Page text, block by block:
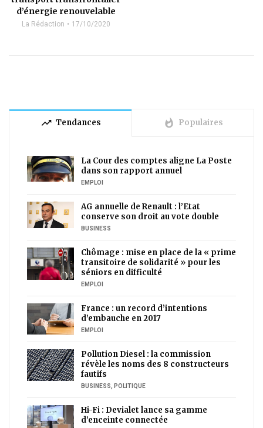
d’énergie renouvelable
La Rédaction 17/10/2020
trending_up Tendances whatshot Populaires
La Cour des comptes aligne La Poste
dans son rapport annuel
EMPLOI
AG annuelle de Renault : l’Etat
conserve son droit au vote double
BUSINESS
Chômage : mise en place de la « prime
transitoire de solidarité » pour les
séniors en difficulté
EMPLOI
France : un record d’intentions
d’embauche en 2017
EMPLOI
Pollution Diesel : la commission
révèle les noms des 8 constructeurs
fautifs
BUSINESS, POLITIQUE
Hi-Fi : Devialet lance sa gamme
d’enceinte connectée